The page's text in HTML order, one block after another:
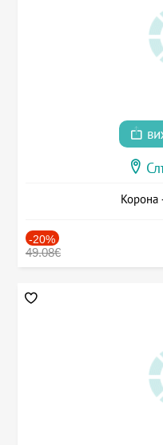
Корона
-20%
49.08€